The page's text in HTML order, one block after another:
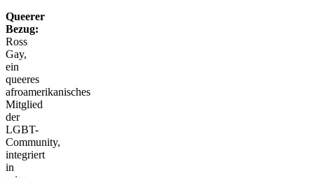
Queerer
Bezug:
Ross
Gay,
ein
queeres
afroamerikanisches
Mitglied
der
LGBT-
Community,
integriert
in